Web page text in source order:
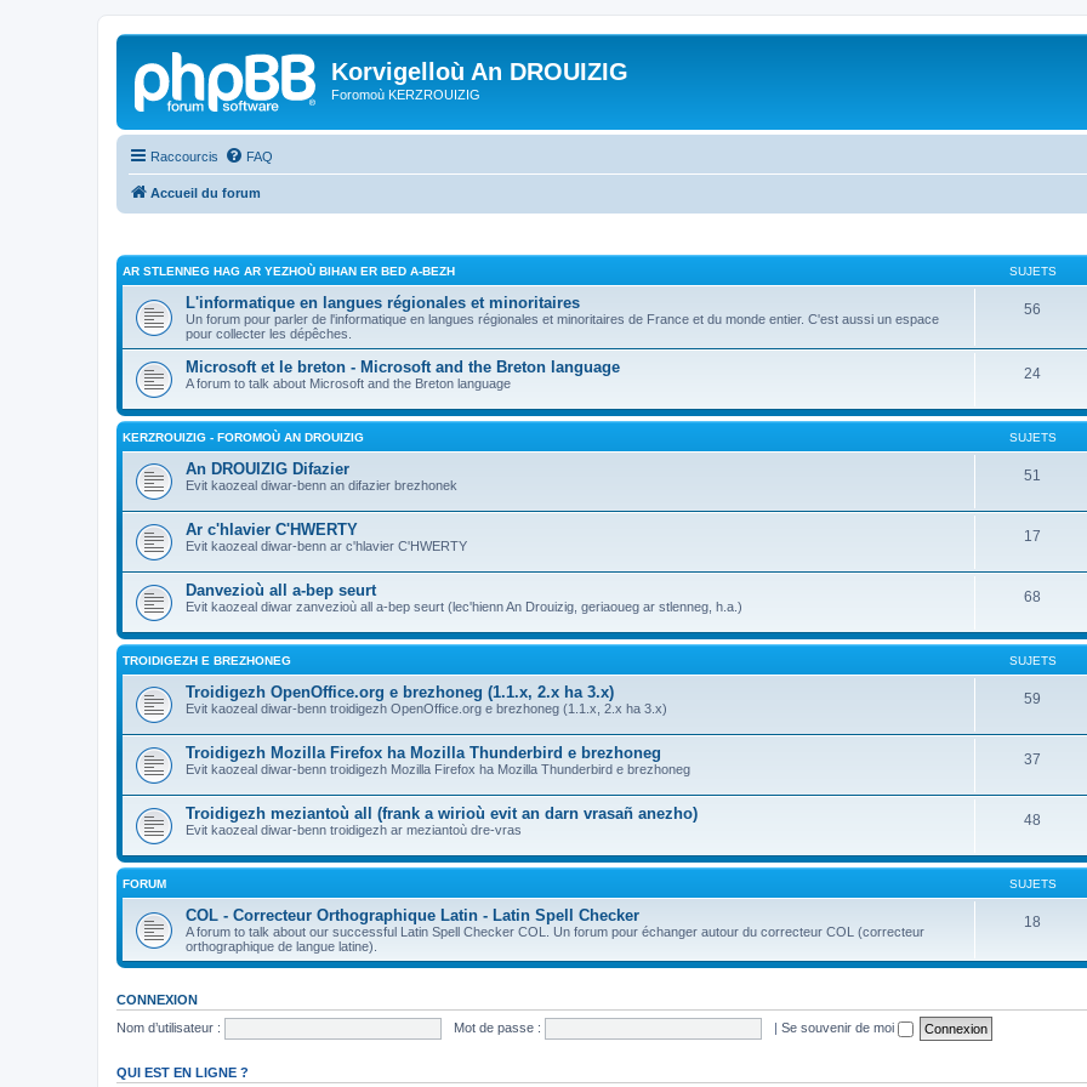
Korvigelloù An DROUIZIG
Foromoù KERZROUIZIG
Raccourcis FAQ
Accueil du forum
AR STLENNEG HAG AR YEZHOÙ BIHAN ER BED A-BEZH SUJETS
L'informatique en langues régionales et minoritaires
Un forum pour parler de l'informatique en langues régionales et minoritaires de France et du monde entier. C'est aussi un espace
pour collecter les dépêches.
56
Microsoft et le breton - Microsoft and the Breton language
A forum to talk about Microsoft and the Breton language
24
KERZROUIZIG - FOROMOÙ AN DROUIZIG SUJETS
An DROUIZIG Difazier
Evit kaozeal diwar-benn an difazier brezhonek
51
Ar c'hlavier C'HWERTY
Evit kaozeal diwar-benn ar c'hlavier C'HWERTY
17
Danvezioù all a-bep seurt
Evit kaozeal diwar zanvezioù all a-bep seurt (lec'hienn An Drouizig, geriaoueg ar stlenneg, h.a.)
68
TROIDIGEZH E BREZHONEG SUJETS
Troidigezh OpenOffice.org e brezhoneg (1.1.x, 2.x ha 3.x)
Evit kaozeal diwar-benn troidigezh OpenOffice.org e brezhoneg (1.1.x, 2.x ha 3.x)
59
Troidigezh Mozilla Firefox ha Mozilla Thunderbird e brezhoneg
Evit kaozeal diwar-benn troidigezh Mozilla Firefox ha Mozilla Thunderbird e brezhoneg
37
Troidigezh meziantoù all (frank a wirioù evit an darn vrasañ anezho)
Evit kaozeal diwar-benn troidigezh ar meziantoù dre-vras
48
FORUM SUJETS
COL - Correcteur Orthographique Latin - Latin Spell Checker
A forum to talk about our successful Latin Spell Checker COL. Un forum pour échanger autour du correcteur COL (correcteur
orthographique de langue latine).
18
CONNEXION
Nom d’utilisateur :
Mot de passe : | Se souvenir de moi
QUI EST EN LIGNE ?